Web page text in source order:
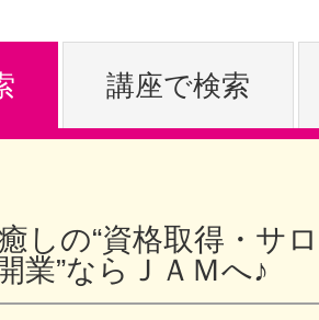
やりたいこ
特集をみる
グッドスク
講座で検索
しの“資格取得・サ
業”ならＪＡＭへ♪